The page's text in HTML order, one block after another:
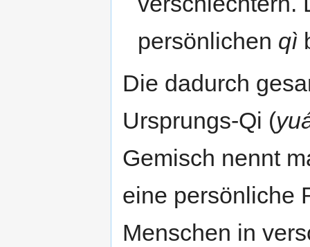
persönlichen qì
Die dadurch
Ursprungs-Qi (
Gemisch nennt
eine persönliche
Menschen in